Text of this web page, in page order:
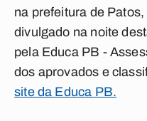
na prefeitura de
divulgado na noite
pela Educa PB -
dos aprovados e
site da Educa PB.